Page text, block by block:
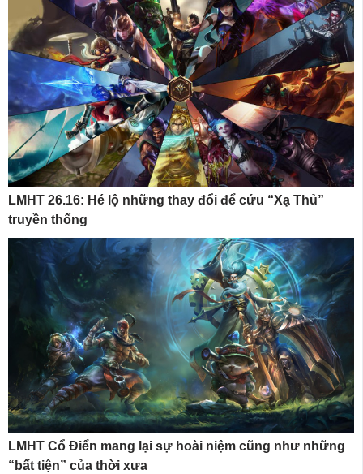
LMHT 26.16: Hé lộ những thay đổi để cứu “Xạ Thủ”
truyền thống
LMHT Cổ Điển mang lại sự hoài niệm cũng như những
“bất tiện” của thời xưa